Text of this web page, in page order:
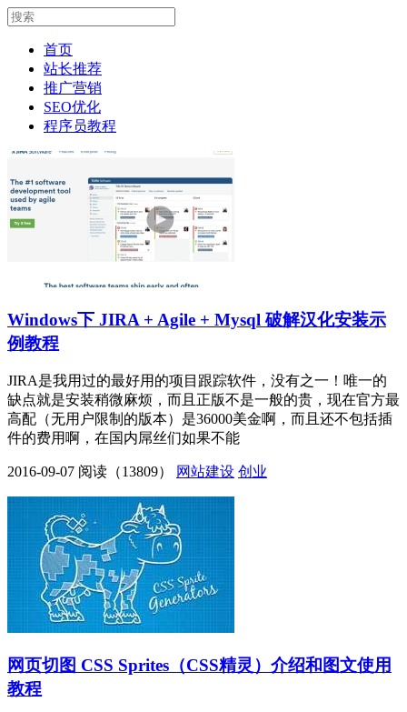
首页
站长推荐
推广营销
SEO优化
程序员教程
Windows下 JIRA + Agile + Mysql 破解汉化安装示
例教程
JIRA是我用过的最好用的项目跟踪软件，没有之一！唯一的
缺点就是安装稍微麻烦，而且正版不是一般的贵，现在官方最
高配（无用户限制的版本）是36000美金啊，而且还不包括插
件的费用啊，在国内屌丝们如果不能
2016-09-07 阅读（13809） 网站建设 创业
网页切图 CSS Sprites（CSS精灵）介绍和图文使用
教程